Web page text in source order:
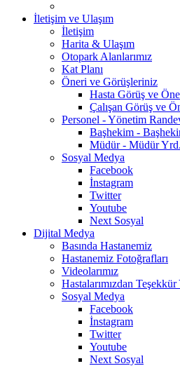
İletişim ve Ulaşım
İletişim
Harita & Ulaşım
Otopark Alanlarımız
Kat Planı
Öneri ve Görüşleriniz
Hasta Görüş ve
Çalışan Görüş ve
Personel - Yönetim
Başhekim -
Müdür - Müdür
Sosyal Medya
Facebook
İnstagram
Twitter
Youtube
Next Sosyal
Dijital Medya
Basında Hastanemiz
Hastanemiz Fotoğrafları
Videolarımız
Hastalarımızdan Teşekkür
Sosyal Medya
Facebook
İnstagram
Twitter
Youtube
Next Sosyal